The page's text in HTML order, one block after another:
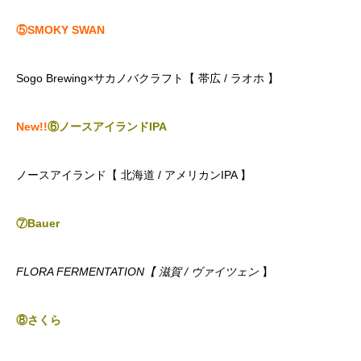
⑤SMOKY SWAN
Sogo Brewing×サカノバクラフト【 帯広 / ラオホ 】
New!!⑥ノースアイランドIPA
ノースアイランド【 北海道 / アメリカンIPA 】
⑦Bauer
FLORA FERMENTATION【 滋賀 / ヴァイツェン】
⑧さくら